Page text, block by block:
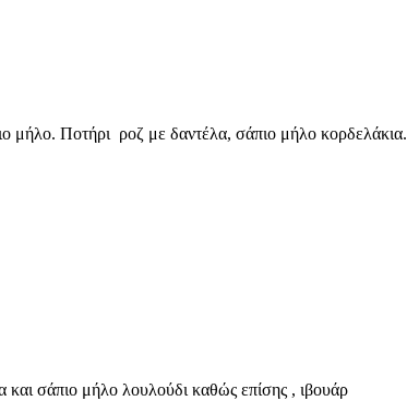
μήλο. Ποτήρι ροζ με δαντέλα, σάπιο μήλο κορδελάκια.
σάπιο μήλο λουλούδι καθώς επίσης , ιβουάρ